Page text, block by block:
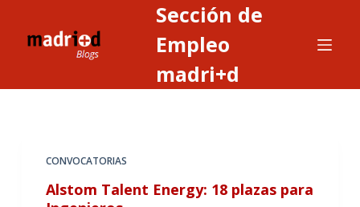
Sección de
Empleo
madri+d
CONVOCATORIAS
Alstom Talent Energy: 18 plazas para